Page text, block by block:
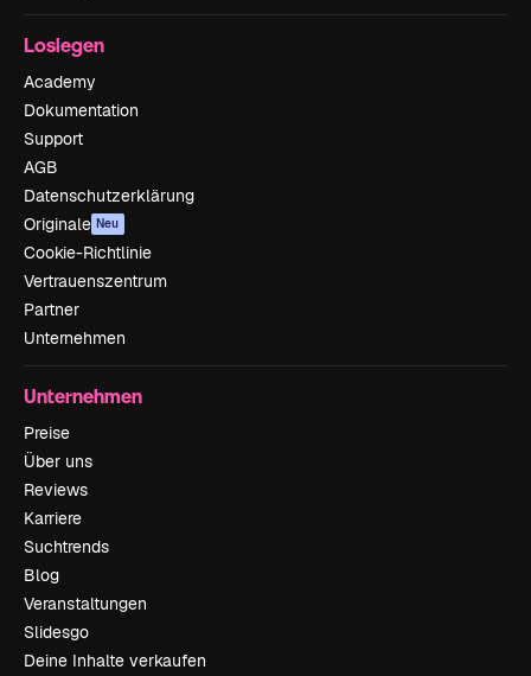
Loslegen
Academy
Dokumentation
Support
AGB
Datenschutzerklärung
Originale Neu
Cookie-Richtlinie
Vertrauenszentrum
Partner
Unternehmen
Unternehmen
Preise
Über uns
Reviews
Karriere
Suchtrends
Blog
Veranstaltungen
Slidesgo
Deine Inhalte verkaufen